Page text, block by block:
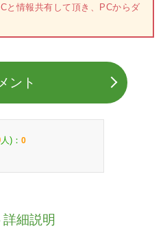
と情報共有して頂き、PCからダ
ント
人)： 0
詳細説明